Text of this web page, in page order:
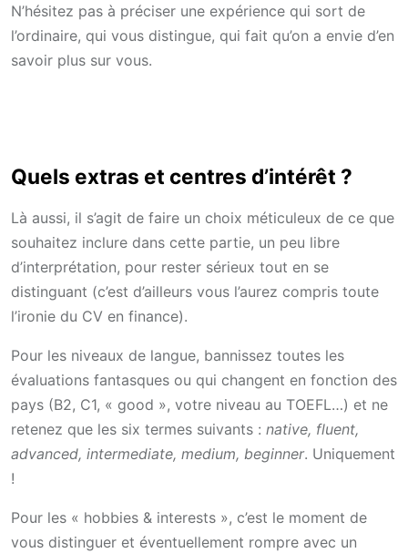
N’hésitez pas à préciser une expérience qui sort de
l’ordinaire, qui vous distingue, qui fait qu’on a envie d’en
savoir plus sur vous.
Quels extras et centres d’intérêt ?
Là aussi, il s’agit de faire un choix méticuleux de ce que
souhaitez inclure dans cette partie, un peu libre
d’interprétation, pour rester sérieux tout en se
distinguant (c’est d’ailleurs vous l’aurez compris toute
l’ironie du CV en finance).
Pour les niveaux de langue, bannissez toutes les
évaluations fantasques ou qui changent en fonction des
pays (B2, C1, « good », votre niveau au TOEFL…) et ne
retenez que les six termes suivants : native, fluent,
advanced, intermediate, medium, beginner. Uniquement
!
Pour les « hobbies & interests », c’est le moment de
vous distinguer et éventuellement rompre avec un